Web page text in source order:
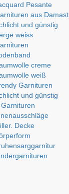
Pesante
aus Damast
und günstig
weiss
creme
weiß
Garnituren
und günstig
Decke